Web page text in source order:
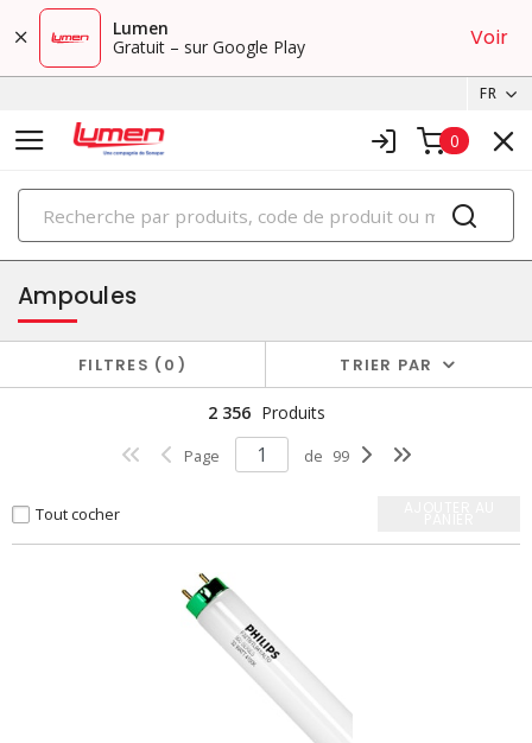
Lumen
Gratuit – sur Google Play
Voir
FR
0
PRODUITS
éclairage
Ampoules
FILTRES 0 TRIER PAR
2 356 Produits
Page de 99
Tout cocher